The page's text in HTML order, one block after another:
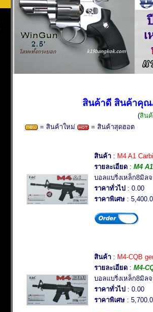
สินค้าดี สินค้าคุณ
(สิน
= สินค้าใหม่
= สินค้าสุดฮอต
สินค้า : M4 A1
รายละเอียด : M4
บอลแบริ่งเหล็ก8มิล
ราคาทั่วไป : 0.00
ราคาพิเศษ :
สินค้า : M4-CQB
รายละเอียด : M4-
บอลแบริ่งเหล็ก8มิล
ราคาทั่วไป : 0.00
ราคาพิเศษ :